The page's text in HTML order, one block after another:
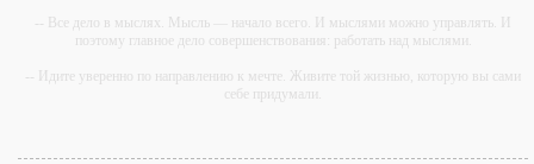
-- Все дело в мыслях. Мысль — начало всего. И мыслями можно управлять. И
поэтому главное дело совершенствования: работать над мыслями.
-- Идите уверенно по направлению к мечте. Живите той жизнью, которую вы сами
себе придумали.